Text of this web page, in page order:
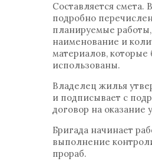
Составляется смета.
подробно
планируемые работы,
наименование и
материалов, которые
использованы.
Владелец жилья
и подписывает с
договор на оказание
Бригада начинает
выполнение
прораб.